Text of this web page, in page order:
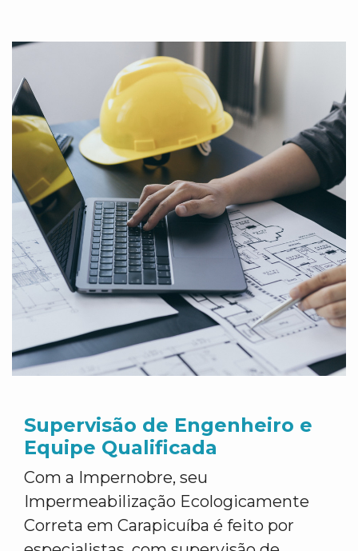
Supervisão de Engenheiro e
Equipe Qualificada
Com a Impernobre, seu
Impermeabilização Ecologicamente
Correta em Carapicuíba é feito por